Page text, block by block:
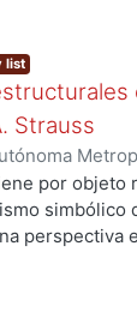
list
Strauss
Información.,
por objeto
simbólico
perspectiva